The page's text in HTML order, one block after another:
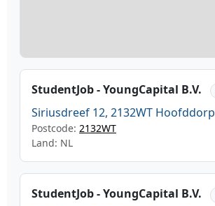
StudentJob - YoungCapital B.V.
Siriusdreef 12, 2132WT Hoofddorp
Postcode: 2132WT
Land: NL
StudentJob - YoungCapital B.V.